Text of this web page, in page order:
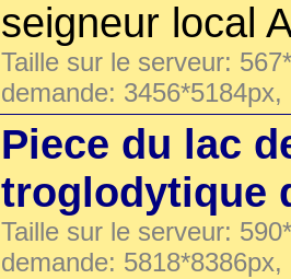
seigneur local
Taille sur le serveur:
demande:
Piece du lac
troglodytique
Taille sur le serveur:
demande: